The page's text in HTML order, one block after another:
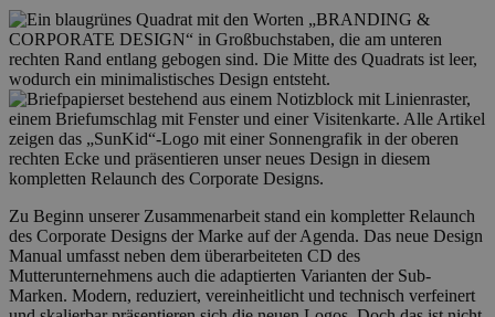
Zu Beginn unserer Zusammenarbeit stand ein kompletter Relaunch
des Corporate Designs der Marke auf der Agenda. Das neue Design
Manual umfasst neben dem überarbeiteten CD des
Mutterunternehmens auch die adaptierten Varianten der Sub-
Marken. Modern, reduziert, vereinheitlicht und technisch verfeinert